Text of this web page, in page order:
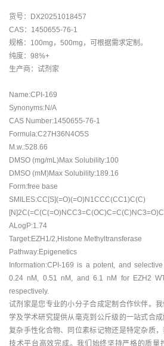
货号：DX20251018457
CAS：1450655-76-1
规格：100mg，500mg，可根据需求定制。
纯度：98%+
生产商：试剂家
Name:CPI-169
Synonyms:N/A
CAS Number:1450655-76-1
Formula:C27H36N4O5S
M.w.:528.66
DMSO (mg/mL)Max Solubility:100
DMSO (mM)Max Solubility:189.16
Form:free base
SMILES:CC[S](=O)(=O)N1CCC(CC1)C(C)
ALogP:1.74
Target:EZH1/2,Histone Methyltransferase
Pathway:Epigenetics
Information:CPI-169 is a potent, and
0.24 nM, 0.51 nM, and 6.1 nM for EZH2
respectively.
试剂家是您专业的小分子合成定制合作伙伴。
学及学术研究提供从毫克到公斤级的一站式合成
复杂手性化合物、同位素标记物还是特定杂质
技术平台高效完成。我们始终坚持严格的质量